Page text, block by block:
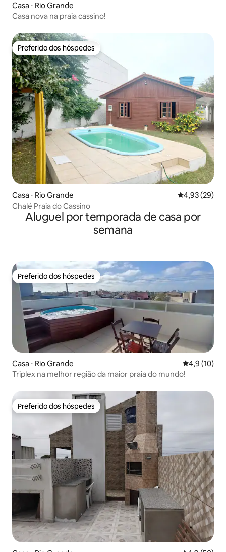
Casa ⋅ Rio Grande
Casa nova na praia cassino!
Preferido dos hóspedes
Preferido dos hóspedes
Casa ⋅ Rio Grande 4,93 de uma
4,93 (29)
Chalé Praia do Cassino
Aluguel por temporada de casa por
semana
Preferido dos hóspedes
Preferido dos hóspedes
Casa ⋅ Rio Grande 4,9 de uma
4,9 (10)
Triplex na melhor região da maior praia do mundo!
Preferido dos hóspedes
Preferido dos hóspedes